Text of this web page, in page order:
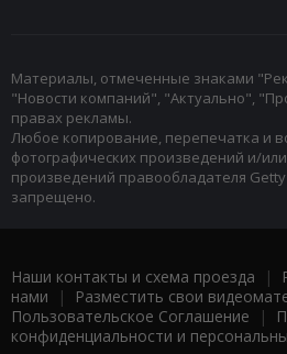
Материалы, отмеченные знаками
"Новости компаний", "Актуально",
правах рекламы.
Любое копирование, перепечатка и
фотографических произведений и/
произведений правообладателя Getty
запрещено.
Наши контакты и схема проезда |
нами | Разместить свои
Пользовательское Соглашение |
конфиденциальности и